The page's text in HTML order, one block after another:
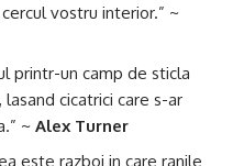
vostru interior.” ~
printr-un camp de sticla
cicatrici care s-ar
~ Alex Turner
este razboi in care ranile